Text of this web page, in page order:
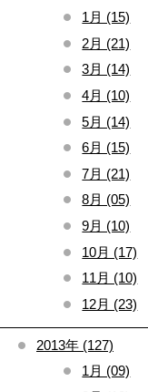
1月 (15)
2月 (21)
3月 (14)
4月 (10)
5月 (14)
6月 (15)
7月 (21)
8月 (05)
9月 (10)
10月 (17)
11月 (10)
12月 (23)
2013年 (127)
1月 (09)